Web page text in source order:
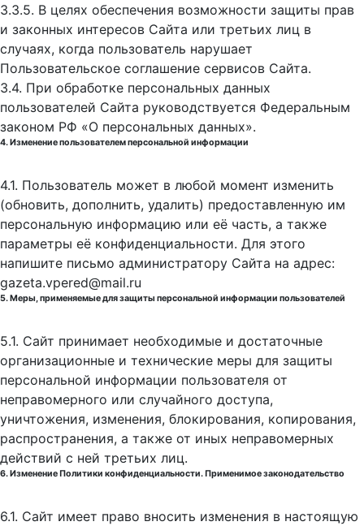
3.3.5. В целях обеспечения возможности защиты прав
и законных интересов Сайта или третьих лиц в
случаях, когда пользователь нарушает
Пользовательское соглашение сервисов Сайта.
3.4. При обработке персональных данных
пользователей Сайта руководствуется Федеральным
законом РФ «О персональных данных».
4. Изменение пользователем персональной информации
4.1. Пользователь может в любой момент изменить
(обновить, дополнить, удалить) предоставленную им
персональную информацию или её часть, а также
параметры её конфиденциальности. Для этого
напишите письмо администратору Сайта на адрес:
gazeta.vpered@mail.ru
5. Меры, применяемые для защиты персональной информации пользователей
5.1. Сайт принимает необходимые и достаточные
организационные и технические меры для защиты
персональной информации пользователя от
неправомерного или случайного доступа,
уничтожения, изменения, блокирования, копирования,
распространения, а также от иных неправомерных
действий с ней третьих лиц.
6. Изменение Политики конфиденциальности. Применимое законодательство
6.1. Сайт имеет право вносить изменения в настоящую